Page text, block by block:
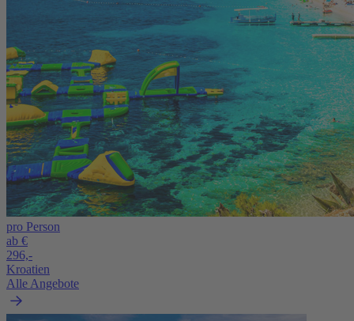
pro Person
ab €
296,-
Kroatien
Alle Angebote